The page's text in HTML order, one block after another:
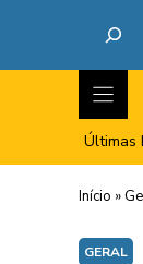
Últimas
Início »
GERAL